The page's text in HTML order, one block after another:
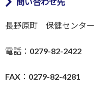
長野原町 保健センター
電話：0279-82-2422
FAX：0279-82-4281